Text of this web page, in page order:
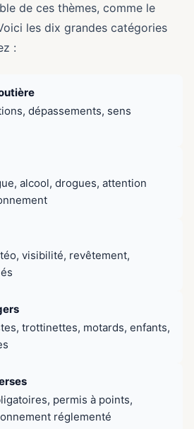
de ces thèmes, comme le
les dix grandes catégories
:
dépassements, sens
alcool, drogues, attention
visibilité, revêtement,
trottinettes, motards, enfants,
permis à points,
réglementé